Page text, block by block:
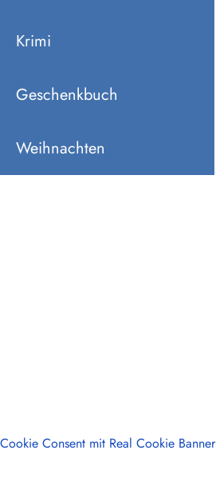
Krimi
Geschenkbuch
Weihnachten
Cookie Consent mit Real Cookie Banner